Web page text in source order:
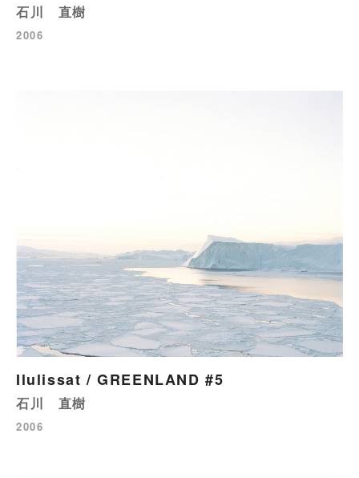
石川 直樹
2006
Ilulissat / GREENLAND #5
石川 直樹
2006